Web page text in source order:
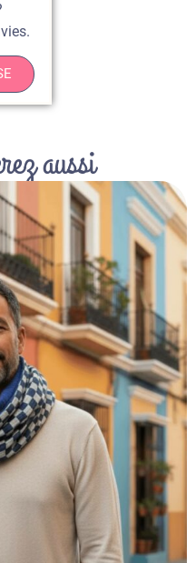
aussi